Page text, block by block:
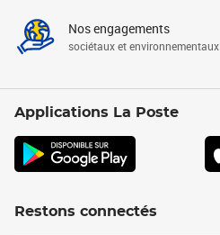
Nos engagements
sociétaux et environnementaux
Applications La Poste
Restons connectés